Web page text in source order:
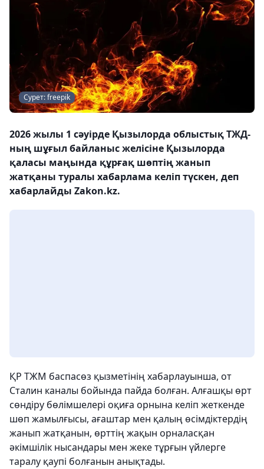
Сурет: freepik
2026 жылы 1 сәуірде Қызылорда облыстық ТЖД-
ның шұғыл байланыс желісіне Қызылорда
қаласы маңында құрғақ шөптің жанып
жатқаны туралы хабарлама келіп түскен, деп
хабарлайды Zakon.kz.
ҚР ТЖМ баспасөз қызметінің хабарлауынша, от
Сталин каналы бойында пайда болған. Алғашқы өрт
сөндіру бөлімшелері оқиға орнына келіп жеткенде
шөп жамылғысы, ағаштар мен қалың өсімдіктердің
жанып жатқанын, өрттің жақын орналасқан
әкімшілік нысандары мен жеке тұрғын үйлерге
таралу қаупі болғанын анықтады.